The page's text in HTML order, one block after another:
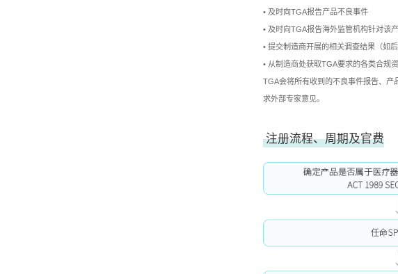
• 及时向TGA报告产品不良事件
• 及时向TGA报告海外监管机构针对该
• 提交制造商开展的相关调查结果（如
• 从制造商处获取TGA要求的各类合规
TGA会将所有收到的不良事件报告、产
求外部专家意见。
注册流程、周期及官费